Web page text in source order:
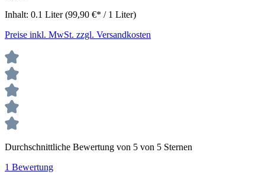
Inhalt: 0.1 Liter(99,90 €* / 1 Liter)
Preise inkl. MwSt. zzgl. Versandkosten
Durchschnittliche Bewertung von 5 von 5 Sternen
1 Bewertung